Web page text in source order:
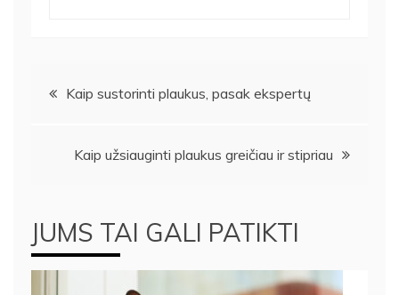
Navigacija
Kaip sustorinti plaukus, pasak ekspertų
Kaip užsiauginti plaukus greičiau ir stipriau
JUMS TAI GALI PATIKTI